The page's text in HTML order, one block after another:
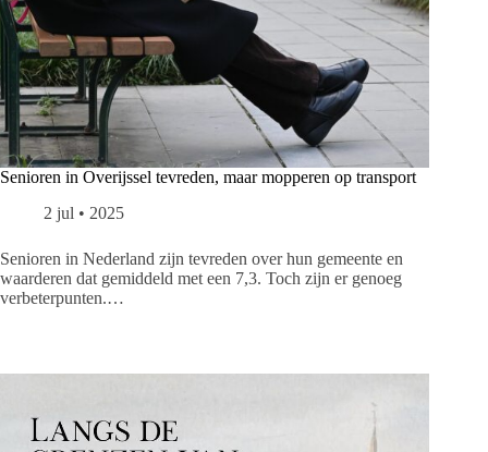
Senioren in Overijssel tevreden, maar mopperen op transport
2 jul • 2025
Senioren in Nederland zijn tevreden over hun gemeente en
waarderen dat gemiddeld met een 7,3. Toch zijn er genoeg
verbeterpunten.…